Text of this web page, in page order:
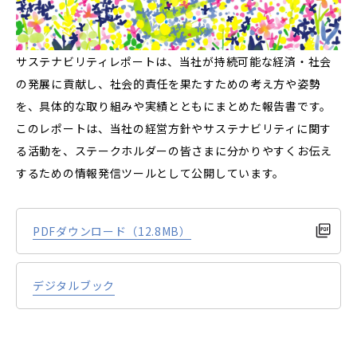
サステナビリティレポートは、当社が持続可能な経済・社会
の発展に貢献し、社会的責任を果たすための考え方や姿勢
を、具体的な取り組みや実績とともにまとめた報告書です。
このレポートは、当社の経営方針やサステナビリティに関す
る活動を、ステークホルダーの皆さまに分かりやすくお伝え
するための情報発信ツールとして公開しています。
PDFダウンロード（12.8MB）
デジタルブック